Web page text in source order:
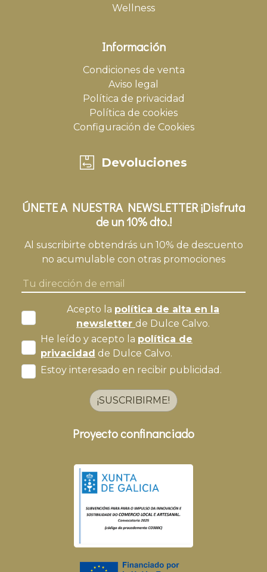
Wellness
Información
Condiciones de venta
Aviso legal
Política de privacidad
Política de cookies
Configuración de Cookies
Devoluciones
ÚNETE A NUESTRA NEWSLETTER ¡Disfruta
de un 10% dto.!
Al suscribirte obtendrás un 10% de descuento
no acumulable con otras promociones
Acepto la política de alta en la
newsletter de Dulce Calvo.
He leído y acepto la política de
privacidad de Dulce Calvo.
Estoy interesado en recibir publicidad.
¡SUSCRIBIRME!
Proyecto confinanciado